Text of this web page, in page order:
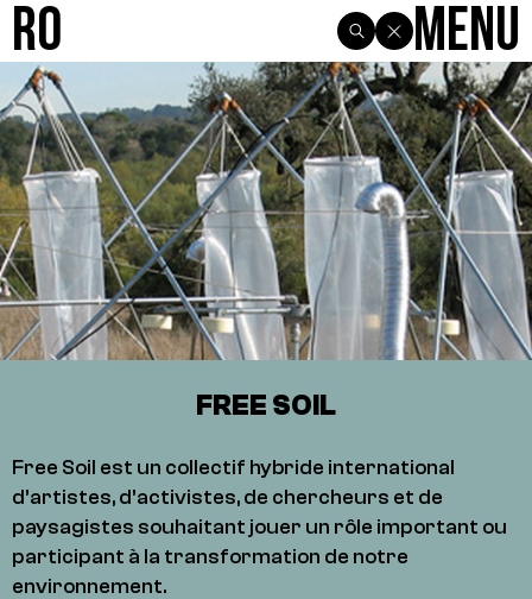
R0 Menu
FREE SOIL
Free Soil est un collectif hybride international
d’artistes, d’activistes, de chercheurs et de
paysagistes souhaitant jouer un rôle important ou
participant à la transformation de notre
environnement.